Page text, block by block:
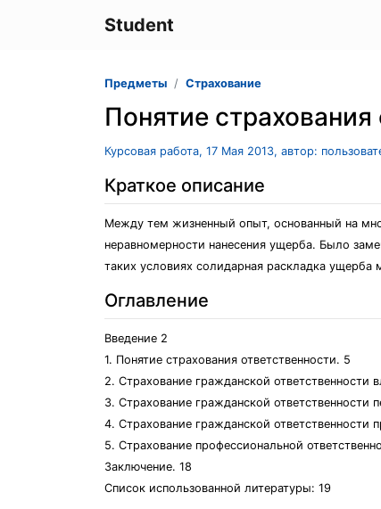
Student
Предметы Страхование
Понятие страхования
Курсовая работа, 17 Мая 2013, автор:
Краткое описание
Между тем жизненный опыт, основанный на
неравномерности нанесения ущерба. Было
таких условиях солидарная раскладка ущерба
Оглавление
Введение 2
1. Понятие страхования ответственности. 5
2. Страхование гражданской ответственности
3. Страхование гражданской ответственности
4. Страхование гражданской ответственности
5. Страхование профессиональной
Заключение. 18
Список использованной литературы: 19